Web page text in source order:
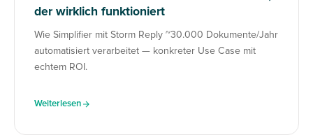
der wirklich funktioniert
Wie Simplifier mit Storm Reply ~30.000 Dokumente/Jahr
automatisiert verarbeitet — konkreter Use Case mit
echtem ROI.
Weiterlesen